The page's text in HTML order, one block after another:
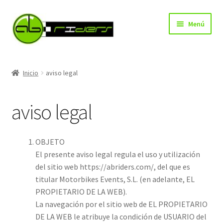
Ir
a
la
Ir
al
contenido
Menú
fast rider trophy
colaboradores
contacto
Inicio aviso legal
aviso legal
OBJETO
El presente aviso legal regula el uso y utilización
del sitio web https://abriders.com/, del que es
titular Motorbikes Events, S.L. (en adelante, EL
PROPIETARIO DE LA WEB).
La navegación por el sitio web de EL PROPIETARIO
DE LA WEB le atribuye la condición de USUARIO del